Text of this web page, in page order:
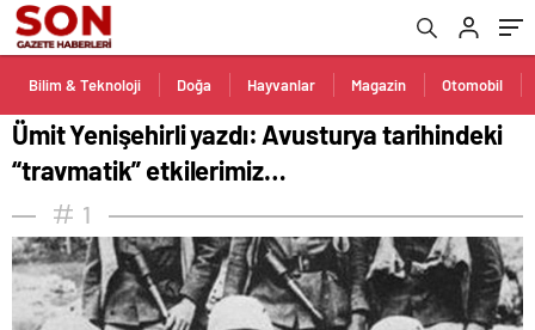
Bilim & Teknoloji Doğa Hayvanlar Magazin Otomobil
Ümit Yenişehirli yazdı: Avusturya tarihindeki
“travmatik” etkilerimiz…
1